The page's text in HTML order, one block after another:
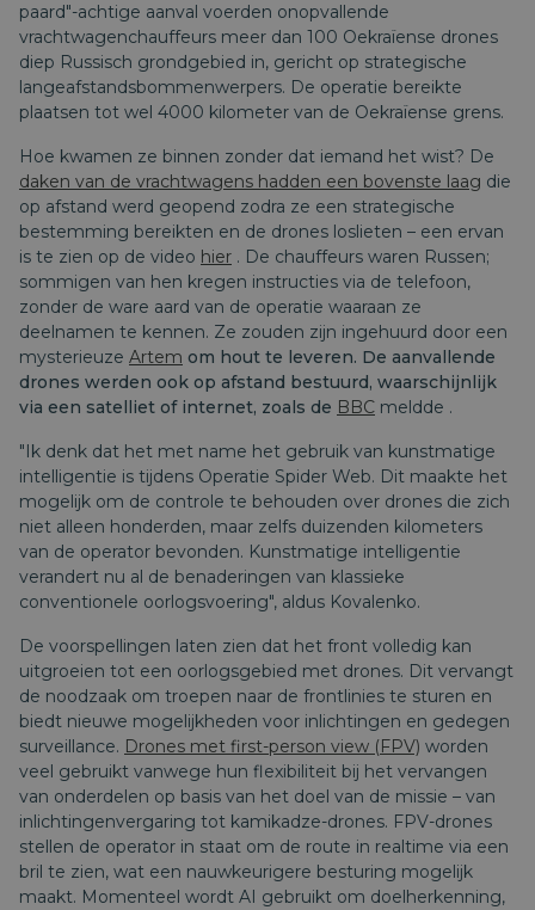
paard"-achtige aanval voerden onopvallende
vrachtwagenchauffeurs meer dan 100 Oekraïense drones
diep Russisch grondgebied in, gericht op strategische
langeafstandsbommenwerpers. De operatie bereikte
plaatsen tot wel 4000 kilometer van de Oekraïense grens.
Hoe kwamen ze binnen zonder dat iemand het wist? De
daken van de vrachtwagens hadden een bovenste laag die
op afstand werd geopend zodra ze een strategische
bestemming bereikten en de drones loslieten – een ervan
is te zien op de video hier . De chauffeurs waren Russen;
sommigen van hen kregen instructies via de telefoon,
zonder de ware aard van de operatie waaraan ze
deelnamen te kennen. Ze zouden zijn ingehuurd door een
mysterieuze Artem om hout te leveren. De aanvallende
drones werden ook op afstand bestuurd, waarschijnlijk
via een satelliet of internet, zoals de BBC meldde .
"Ik denk dat het met name het gebruik van kunstmatige
intelligentie is tijdens Operatie Spider Web. Dit maakte het
mogelijk om de controle te behouden over drones die zich
niet alleen honderden, maar zelfs duizenden kilometers
van de operator bevonden. Kunstmatige intelligentie
verandert nu al de benaderingen van klassieke
conventionele oorlogsvoering", aldus Kovalenko.
De voorspellingen laten zien dat het front volledig kan
uitgroeien tot een oorlogsgebied met drones. Dit vervangt
de noodzaak om troepen naar de frontlinies te sturen en
biedt nieuwe mogelijkheden voor inlichtingen en gedegen
surveillance. Drones met first-person view (FPV) worden
veel gebruikt vanwege hun flexibiliteit bij het vervangen
van onderdelen op basis van het doel van de missie – van
inlichtingenvergaring tot kamikadze-drones. FPV-drones
stellen de operator in staat om de route in realtime via een
bril te zien, wat een nauwkeurigere besturing mogelijk
maakt. Momenteel wordt AI gebruikt om doelherkenning,